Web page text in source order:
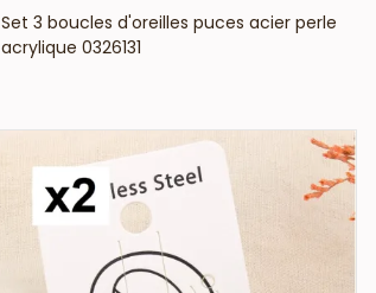
VOIR LE PRIX
Set 3 boucles d'oreilles puces acier perle
acrylique 0326131